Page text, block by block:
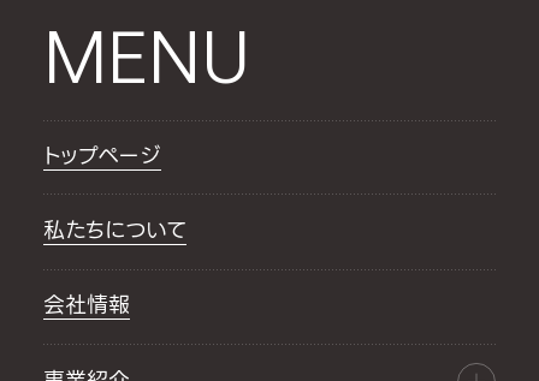
MENU
トップページ
私たちについて
会社情報